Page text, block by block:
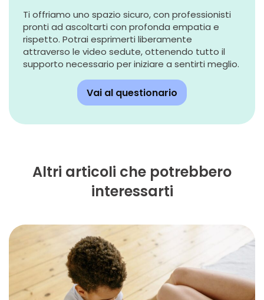
Ti offriamo uno spazio sicuro, con professionisti
pronti ad ascoltarti con profonda empatia e
rispetto. Potrai esprimerti liberamente
attraverso le video sedute, ottenendo tutto il
supporto necessario per iniziare a sentirti meglio.
Vai al questionario
Altri articoli che potrebbero
interessarti